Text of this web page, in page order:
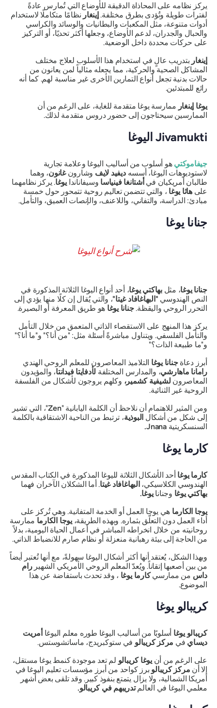
يركز نظامه على المحاذاة الدقيقة للأوضاع التي تُمارس عادةً
لفترات طويلة وتُؤدى بطرق مختلفة.إينغارنظامًا متكاملًا لاستخدام
أدوات متنوعة، مثل المكعبات والبطانيات والوسائد والكراسي
والحبال والجدران، لدعم الأوضاع، وجعلها أكثر تحديًا، أو التركيز
على حركات محددة داخل الوضعية.
إينغاربتدريب عالٍ في استخدام هذا الأسلوب لعلاج مختلف
المشاكل الصحية والحركية، مما يجعله مثالياً لمن يعانون من
حالات بدنية تجعل أنواع التمارين الأخرى غير مناسبة لهم. كما أنه
رائع للمبتدئين.
يوغا إينغارممارسة يوغا متقدمة للغاية، على الرغم من أن
الممارسين سيحتاجون إلى حضور دروس متقدمة لذلك.
Jivamukti اليوغا
جيفاموكتيهو أسلوب من أساليب اليوغا وعلامة تجارية
لاستوديوهات اليوغا، أسسهديفيد لايفوشارونغانون، وهما
طالبان أمريكيان في أشتانغا فينياساوسيفاناندايوغا. يركز نظامهما
على هاثا يوغا، والتي تتضمن تعاليم روحية تتمحور حول خمسة
مبادئ: الدراسة، والتفاني، واللاعنف، والإنصات العميق، والتأمل.
جنانا يوغا
جنانا يوغا، مثل بهاكتي يوغا، أحد أنواع اليوغا الثلاثة المذكورة في
النص الهندوسي "البهاغافاد غيتا"، والتي يُقال إن كلًا منها يؤدي إلى
التحرر الروحي واليقظة.جنانا يوغاهو طريق المعرفة أو البصيرة.
يركز هذا المنهج على الاستقصاء الذاتي المتعمق من خلال التأمل
والتأمل الفلسفي. ويتناول مباشرةً أسئلة مثل: "من أنا؟" و"ما أنا؟"
و"ما طبيعة الذات؟"
أبرز دعاةجنانا يوغاالتلاميذ المعاصرون للمعلم الروحي الهندي
رامانا ماهارشي، والمدارس المختلفةلأدفايتا فيدانتا، والمؤيدون
المعاصرونلشيفية كشمير،وكلهم يروجون لأشكال من الفلسفة
الروحية غير الثنائية.
ومن المثير للاهتمام أن نلاحظ أن الكلمة اليابانية "Zen"، التي تشير
إلى شكل من أشكال البوذية، ترتبط من الناحية الاشتقاقية بالكلمة
السنسكريتيةJnana.
كارما يوغا
كارما يوغاأحد الأشكال الثلاثة لليوغا المذكورة في الكتاب المقدس
الهندوسي الكلاسيكي،البهاغافاد غيتا. أما الشكلان الآخران فهما
بهاكتي يوغاوجنانايوغا.
يوجا الكارماهي يوجا العمل أو الخدمة المتفانية. وهي تُركز على
أداء العمل دون التعلّق بثماره. وبهذه الطريقة،يوجا الكارماممارسة
روحانيته من خلال انخراطه المباشر في أعمال الحياة اليومية، بدلاً
من الحاجة إلى بيئة رهبانية منعزلة أو نظام صارم للانضباط الذاتي.
وبهذا الشكل، يُعتقد أنها أكثر أشكال اليوغا سهولةً، مع أنها تُعتبر أيضاً
من بين أصعبها إتقاناً. ويُعدّ المعلم الروحي الأمريكي الشهيررام
داسمن ممارسي كارما يوغا، وقد تحدث باستفاضة عن هذا
الموضوع.
كريبالو يوغا
كريبالو يوغاأسلوبًا من أساليب اليوغا طوره معلم اليوغاأمريت
ديسايفي مركز كريبالوفي ستوكبريدج، ماساتشوستس.
على الرغم من أنيوغا كريبالولم تعد موجودة كنمط يوغا مستقل،
إلا أنمركز كريبالوبرز كواحد من أبرز مؤسسات تعليم اليوغا في
أمريكا الشمالية، ولا يزال يتمتع بنفوذ كبير. وقد تلقى بعض أشهر
معلمي اليوغا في العالمتدريبهم في كريبالو.